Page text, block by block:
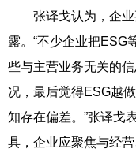
张译戈认为，企业
露。“不少企业把ESG
些与主营业务无关的
况，最后觉得ESG越
知存在偏差。”张译戈
具，企业应聚焦与经